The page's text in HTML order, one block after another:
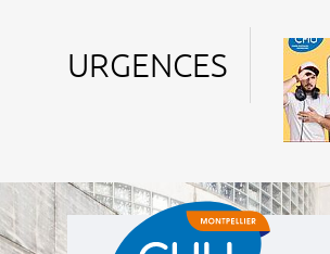
URGENCES